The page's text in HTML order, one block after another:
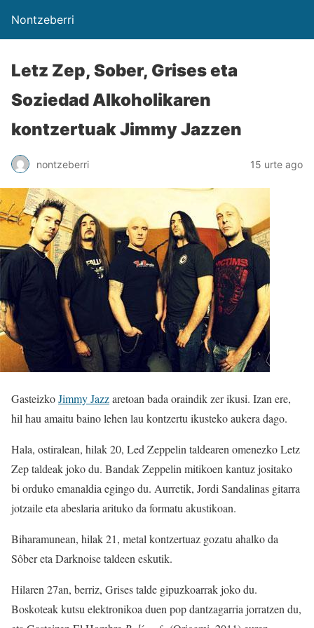
Nontzeberri
Letz Zep, Sober, Grises eta
Soziedad Alkoholikaren
kontzertuak Jimmy Jazzen
nontzeberri 15 urte ago
GasteizkoJimmy Jazzaretoan bada oraindik zer ikusi. Izan ere,
hil hau amaitu baino lehen lau kontzertu ikusteko aukera dago.
Hala, ostiralean, hilak 20, Led Zeppelin taldearen omenezko Letz
Zep taldeak joko du. Bandak Zeppelin mitikoen kantuz jositako
bi orduko emanaldia egingo du. Aurretik, Jordi Sandalinas gitarra
jotzaile eta abeslaria arituko da formatu akustikoan.
Biharamunean, hilak 21, metal kontzertuaz gozatu ahalko da
Sôber eta Darknoise taldeen eskutik.
Hilaren 27an, berriz, Grises talde gipuzkoarrak joko du.
Boskoteak kutsu elektronikoa duen pop dantzagarria jorratzen du,